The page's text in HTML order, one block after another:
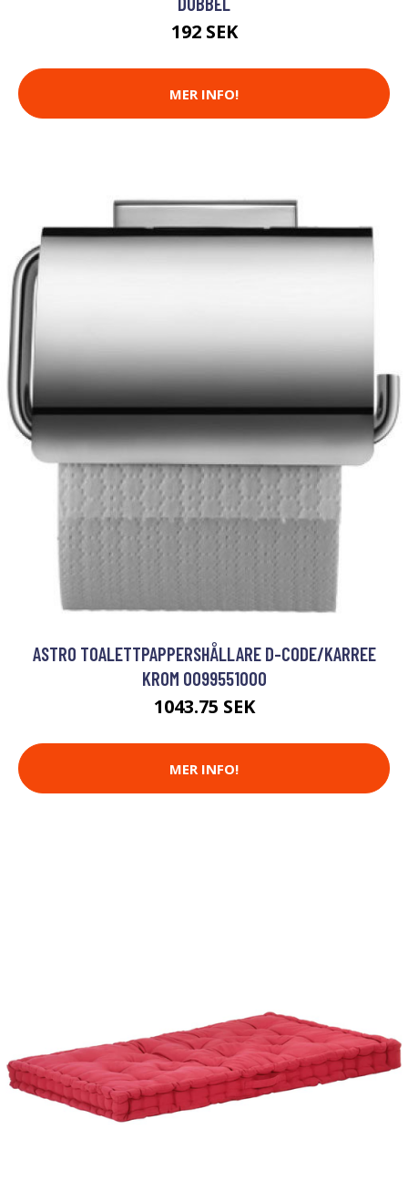
192 SEK
MER INFO!
ASTRO TOALETTPAPPERSHÅLLARE D-CODE/KARREE
KROM 0099551000
1043.75 SEK
MER INFO!